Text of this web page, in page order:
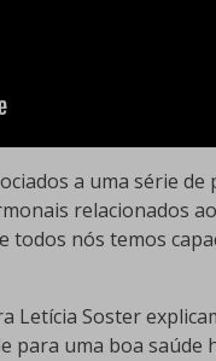
a uma série
relacionados
todos nós temos
Letícia Soster
para uma boa saúde